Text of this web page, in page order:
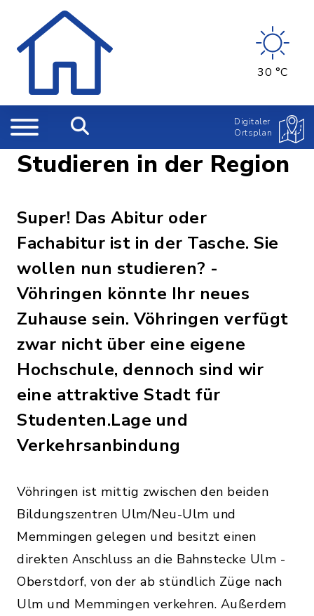
30 °C
Digitaler
Ortsplan
Studieren in der Region
Super! Das Abitur oder
Fachabitur ist in der Tasche. Sie
wollen nun studieren? -
Vöhringen könnte Ihr neues
Zuhause sein. Vöhringen verfügt
zwar nicht über eine eigene
Hochschule, dennoch sind wir
eine attraktive Stadt für
Studenten.Lage und
Verkehrsanbindung
Vöhringen ist mittig zwischen den beiden
Bildungszentren Ulm/Neu-Ulm und
Memmingen gelegen und besitzt einen
direkten Anschluss an die Bahnstecke Ulm -
Oberstdorf, von der ab stündlich Züge nach
Ulm und Memmingen verkehren. Außerdem